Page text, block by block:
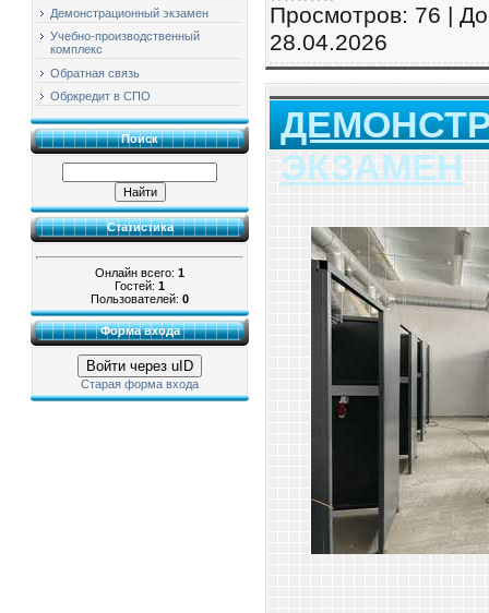
Демонстрационный экзамен
Учебно-производственный
комплекс
Обратная связь
Обркредит в СПО
Поиск
Статистика
Онлайн всего: 1
Гостей: 1
Пользователей: 0
Форма входа
Войти через uID
Старая форма входа
Просмотров: 76 |
28.04.2026
ЭКЗАМЕН